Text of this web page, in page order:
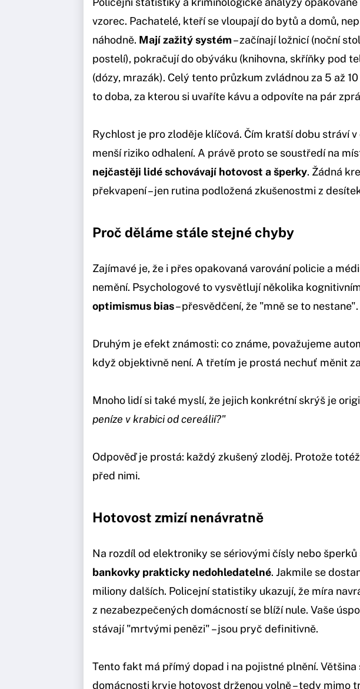
vzorec. Pachatelé, kteří se vloupají do bytů a domů,
náhodně. Mají zažitý systém– začínají ložnicí (noční
postelí), pokračují do obýváku (knihovna, skříňky pod
(dózy, mrazák). Celý tento průzkum zvládnou za 5 až
to doba, za kterou si uvaříte kávu a odpovíte na pár
Rychlost je pro zloděje klíčová. Čím kratší dobu stráví
menší riziko odhalení. A právě proto se soustředí na
nejčastěji lidé schovávají hotovost a šperky. Žádná
překvapení – jen rutina podložená zkušenostmi z
Proč děláme stále stejné chyby
Zajímavé je, že i přes opakovaná varování policie a
nemění. Psychologové to vysvětlují několika
optimismus bias– přesvědčení, že "mně se to nestane".
Druhým je efekt známosti: co známe, považujeme
když objektivně není. A třetím je prostá nechuť měnit
Mnoho lidí si také myslí, že jejich konkrétní skrýš je
peníze v krabici od cereálií?"
Odpověď je prostá: každý zkušený zloděj. Protože
před nimi.
Hotovost zmizí nenávratně
Na rozdíl od elektroniky se sériovými čísly nebo
bankovky prakticky nedohledatelné. Jakmile se
miliony dalších. Policejní statistiky ukazují, že míra
z nezabezpečených domácností se blíží nule. Vaše
stávají "mrtvými penězi" – jsou pryč definitivně.
Tento fakt má přímý dopad i na pojistné plnění.
domácnosti kryje hotovost drženou volně – tedy mimo